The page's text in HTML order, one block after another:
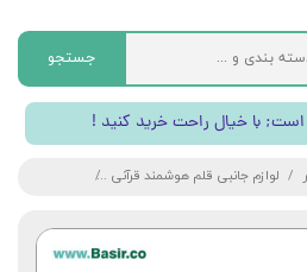
جستجو
با خیال راحت خرید کنید
لوازم جانبی قلم هوشمند قرآنی